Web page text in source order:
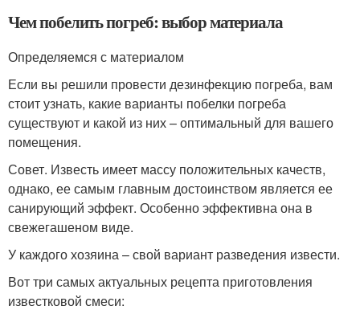
Чем побелить погреб: выбор материала
Определяемся с материалом
Если вы решили провести дезинфекцию погреба, вам
стоит узнать, какие варианты побелки погреба
существуют и какой из них – оптимальный для вашего
помещения.
Совет. Известь имеет массу положительных качеств,
однако, ее самым главным достоинством является ее
санирующий эффект. Особенно эффективна она в
свежегашеном виде.
У каждого хозяина – свой вариант разведения извести.
Вот три самых актуальных рецепта приготовления
известковой смеси: